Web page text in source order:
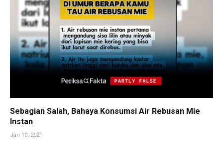
Sebagian Salah, Bahaya Konsumsi Air Rebusan Mie
Instan
Jan 10, 2021